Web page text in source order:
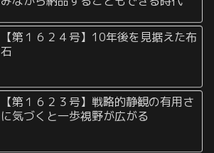
【第１６２４号】10年後を見据えた布
石
【第１６２３号】戦略的静観の有用さ
に気づくと一歩視野が広がる